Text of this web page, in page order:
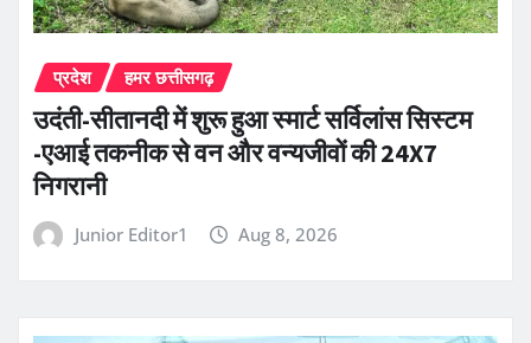
प्रदेश हमर छत्तीसगढ़
उदंती-सीतानदी में शुरू हुआ स्मार्ट सर्विलांस सिस्टम
-एआई तकनीक से वन और वन्यजीवों की 24X7
निगरानी
Junior Editor1 Aug 8, 2026